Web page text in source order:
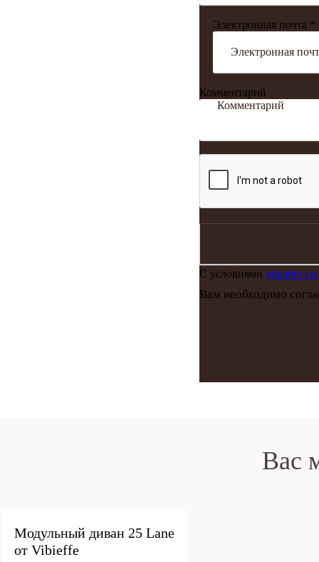
Электронная почта *
Комментарий
С условиями
Вам необходимо
Вас
Модульный диван 25 Lane
от Vibieffe